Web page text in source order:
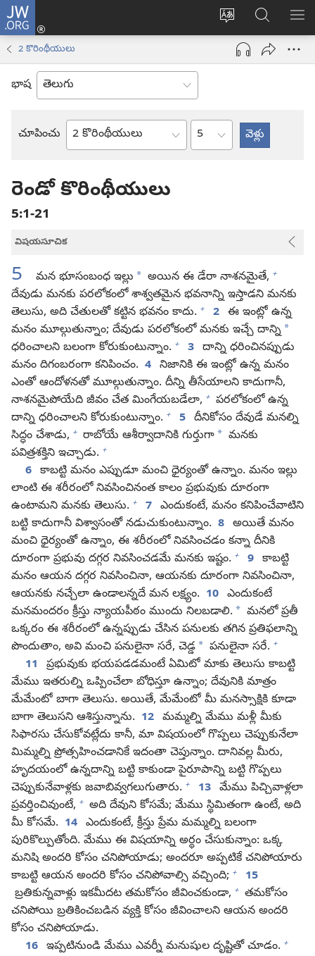
JW.ORG
సైట్
భాష
మార్చండి
లాగిన్
(కొత్త
ఓపెన్‌
JW.ORGలో
వెదకండి
2 కొరింథీయులు
భాష
చూపించు
బైబిలు
అధ్యాయం
రెండో కొరింథీయులు
5:1-21
విషయసూచిక
5 మన భూసంబంధ ఇల్లు * అయిన ఈ డేరా నాశనమైతే, +
దేవుడు మనకు పరలోకంలో శాశ్వతమైన భవనాన్ని ఇస్తాడని మనకు
తెలుసు, అది చేతులతో కట్టిన భవనం కాదు. + 2 ఈ ఇంట్లో ఉన్న
మనం మూల్గుతున్నాం; దేవుడు పరలోకంలో మనకు ఇచ్చే దాన్ని *
ధరించాలని బలంగా కోరుకుంటున్నాం. + 3 దాన్ని ధరించినప్పుడు
మనం దిగంబరంగా కనిపించం. 4 నిజానికి ఈ ఇంట్లో ఉన్న మనం
ఎంతో ఆందోళనతో మూల్గుతున్నాం. దీన్ని తీసేయాలని కాదుగానీ,
నాశనమైపోయేది జీవం చేత మింగేయబడేలా, + పరలోకంలో ఉన్న
దాన్ని ధరించాలని కోరుకుంటున్నాం. + 5 దీనికోసం దేవుడే మనల్ని
సిద్ధం చేశాడు, + రాబోయే ఆశీర్వాదానికి గుర్తుగా * మనకు
పవిత్రశక్తిని ఇచ్చాడు. +
6 కాబట్టి మనం ఎప్పుడూ మంచి ధైర్యంతో ఉన్నాం. మనం ఇల్లు
లాంటి ఈ శరీరంలో నివసించినంత కాలం ప్రభువుకు దూరంగా
ఉంటామని మనకు తెలుసు. + 7 ఎందుకంటే, మనం కనిపించేవాటిని
బట్టి కాదుగానీ విశ్వాసంతో నడుచుకుంటున్నాం. 8 అయితే మనం
మంచి ధైర్యంతో ఉన్నాం, ఈ శరీరంలో నివసించడం కన్నా దీనికి
దూరంగా ప్రభువు దగ్గర నివసించడమే మనకు ఇష్టం. + 9 కాబట్టి
మనం ఆయన దగ్గర నివసించినా, ఆయనకు దూరంగా నివసించినా,
ఆయనకు నచ్చేలా ఉండాలన్నదే మన లక్ష్యం. 10 ఎందుకంటే
మనమందరం క్రీస్తు న్యాయపీఠం ముందు నిలబడాలి. * మనలో ప్రతీ
ఒక్కరం ఈ శరీరంలో ఉన్నప్పుడు చేసిన పనులకు తగిన ప్రతిఫలాన్ని
పొందుతాం, అవి మంచి పనులైనా సరే, చెడ్డ * పనులైనా సరే. +
11
ప్రభువుకు భయపడడమంటే ఏమిటో మాకు తెలుసు కాబట్టి
మేము ఇతరుల్ని ఒప్పించేలా బోధిస్తూ ఉన్నాం; దేవునికి మాత్రం
మేమేంటో బాగా తెలుసు. అయితే, మేమేంటో మీ మనస్సాక్షికి కూడా
బాగా తెలుసని ఆశిస్తున్నాను. 12 మమ్మల్ని మేము మళ్లీ మీకు
సిఫారసు చేసుకోవట్లేదు కానీ, మా విషయంలో గొప్పలు చెప్పుకునేలా
మిమ్మల్ని ప్రోత్సహించడానికే ఇదంతా చెప్తున్నాం. దానివల్ల మీరు,
హృదయంలో ఉన్నదాన్ని బట్టి కాకుండా పైరూపాన్ని బట్టి గొప్పలు
చెప్పుకునేవాళ్లకు జవాబివ్వగలుగుతారు. + 13 మేము పిచ్చివాళ్లలా
ప్రవర్తించివుంటే, + అది దేవుని కోసమే; మేము స్థిమితంగా ఉంటే, అది
మీ కోసమే. 14 ఎందుకంటే, క్రీస్తు ప్రేమ మమ్మల్ని బలంగా
పురికొల్పుతోంది. మేము ఈ విషయాన్ని అర్థం చేసుకున్నాం: ఒక్క
మనిషి అందరి కోసం చనిపోయాడు; అందరూ అప్పటికే చనిపోయారు
కాబట్టి ఆయన అందరి కోసం చనిపోవాల్సి వచ్చింది; +
15
బ్రతికున్నవాళ్లు ఇకమీదట తమకోసం జీవించకుండా, + తమకోసం
చనిపోయి బ్రతికించబడిన వ్యక్తి కోసం జీవించాలని ఆయన అందరి
కోసం చనిపోయాడు.
16 ఇప్పటినుండి మేము ఎవర్నీ మనుషుల దృష్టితో చూడం. +